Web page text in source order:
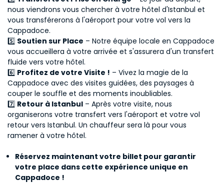
Simply the best!
Amazing experience
Easy and Clear
Tour of Istanbul made our
vacation very pleasant and
relaxing
nous viendrons vous chercher à votre hôtel d'Istanbul et
vous transférerons à l'aéroport pour votre vol vers la
Cappadoce.
5️⃣ Soutien sur Place – Notre équipe locale en Cappadoce
vous accueillera à votre arrivée et s'assurera d'un transfert
fluide vers votre hôtel.
6️⃣ Profitez de votre Visite ! – Vivez la magie de la
Cappadoce avec des visites guidées, des paysages à
couper le souffle et des moments inoubliables.
7️⃣ Retour à Istanbul – Après votre visite, nous
organiserons votre transfert vers l'aéroport et votre vol
retour vers Istanbul. Un chauffeur sera là pour vous
ramener à votre hôtel.
Réservez maintenant votre billet pour garantir
votre place dans cette expérience unique en
Cappadoce !